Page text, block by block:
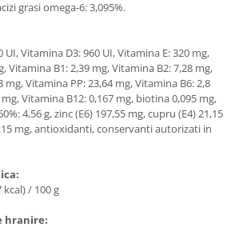
grasi omega-6: 3,095%.
UI, Vitamina D3: 960 UI, Vitamina E: 320 mg,
Vitamina B1: 2,39 mg, Vitamina B2: 7,28 mg,
mg, Vitamina PP: 23,64 mg, Vitamina B6: 2,8
Vitamina B12: 0,167 mg, biotina 0,095 mg,
4,56 g, zinc (E6) 197,55 mg, cupru (E4) 21,15
mg, antioxidanti, conservanti autorizati in
kcal) / 100 g
hranire: